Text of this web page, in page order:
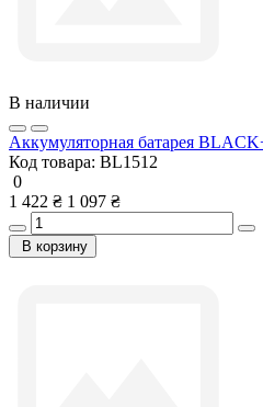
В наличии
Аккумуляторная батарея
Код товара: BL1512
0
1 422 ₴ 1 097 ₴
В корзину